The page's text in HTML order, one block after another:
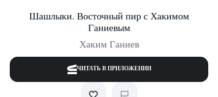
Шашлыки. Восточный пир с Хакимом
Ганиевым
Хаким Ганиев
ЧИТАТЬ В ПРИЛОЖЕНИИ